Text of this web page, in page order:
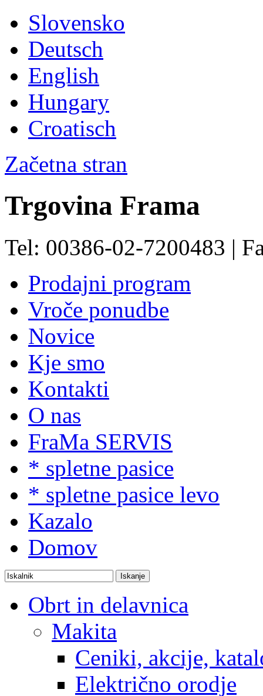
Slovensko
Deutsch
English
Hungary
Croatisch
Začetna stran
Trgovina Frama
Tel: 00386-02-7200483 |
Prodajni program
Vroče ponudbe
Novice
Kje smo
Kontakti
O nas
FraMa SERVIS
* spletne pasice
* spletne pasice levo
Kazalo
Domov
Obrt in delavnica
Makita
Ceniki, akcije,
Električno orodje